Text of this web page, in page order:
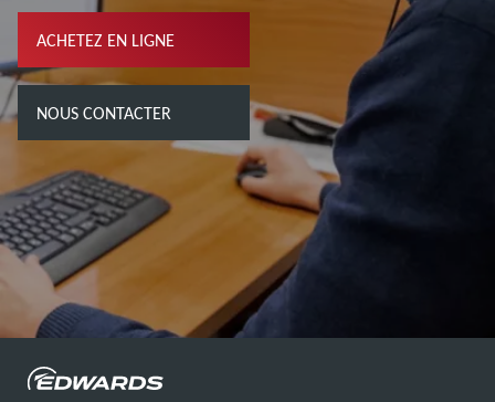
ACHETEZ EN LIGNE
NOUS CONTACTER